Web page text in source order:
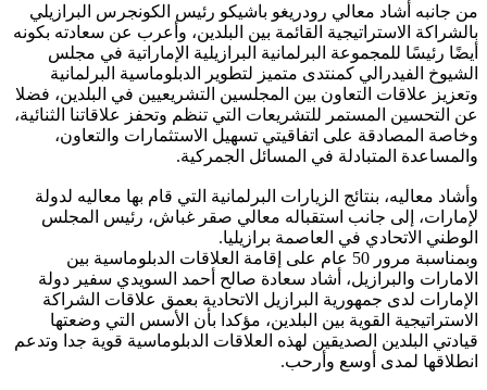
من جانبه أشاد معالي رودريغو باشيكو رئيس الكونجرس البرازيلي
بالشراكة الاستراتيجية القائمة بين البلدين، وأعرب عن سعادته بكونه
أيضًا رئيسًا للمجموعة البرلمانية البرازيلية الإماراتية في مجلس
الشيوخ الفيدرالي كمنتدى متميز لتطوير الدبلوماسية البرلمانية
وتعزيز علاقات التعاون بين المجلسين التشريعيين في البلدين، فضلا
عن التحسين المستمر للتشريعات التي تنظم وتحفز علاقاتنا الثنائية،
وخاصة المصادقة على اتفاقيتي تسهيل الاستثمارات والتعاون،
والمساعدة المتبادلة في المسائل الجمركية.
وأشاد معاليه، بنتائج الزيارات البرلمانية التي قام بها معاليه لدولة
لإمارات، إلى جانب استقباله معالي صقر غباش، رئيس المجلس
الوطني الاتحادي في العاصمة برازيليا.
وبمناسبة مرور 50 عام على إقامة العلاقات الدبلوماسية بين
الامارات والبرازيل، أشاد سعادة صالح أحمد السويدي سفير دولة
الإمارات لدى جمهورية البرازيل الاتحادية بعمق علاقات الشراكة
الاستراتيجية القوية بين البلدين، مؤكدا بأن الأسس التي وضعتها
قيادتي البلدين الصديقين لهذه العلاقات الدبلوماسية قوية جدا وتدعم
انطلاقها لمدى أوسع وأرحب.